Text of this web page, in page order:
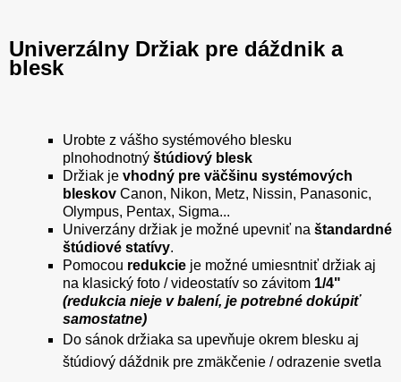
Univerzálny Držiak pre dáždnik a
blesk
Urobte z vášho systémového blesku
plnohodnotný štúdiový blesk
Držiak je vhodný pre väčšinu systémových
bleskov Canon, Nikon, Metz, Nissin, Panasonic,
Olympus, Pentax, Sigma...
Univerzány držiak je možné upevniť na štandardné
štúdiové statívy.
Pomocou redukcie je možné umiesntniť držiak aj
na klasický foto / videostatív so závitom 1/4"
(redukcia nieje v balení, je potrebné dokúpiť
samostatne)
Do sánok držiaka sa upevňuje okrem blesku aj
štúdiový dáždnik pre zmäkčenie / odrazenie svetla